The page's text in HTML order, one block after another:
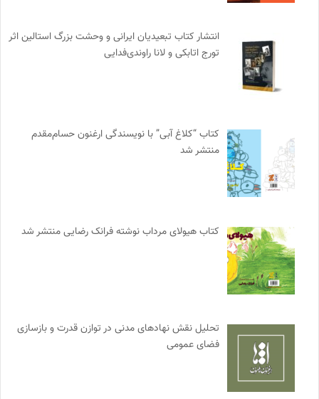
انتشار کتاب تبعیدیان ایرانی و وحشت بزرگ استالین اثر
تورج اتابکی و لانا راوندی‌فدایی
کتاب “کلاغ آبی” با نویسندگی ارغنون حسام‌مقدم
منتشر شد
کتاب هیولای مرداب نوشته فرانک رضایی منتشر شد
تحلیل نقش نهادهای مدنی در توازن قدرت و بازسازی
فضای عمومی